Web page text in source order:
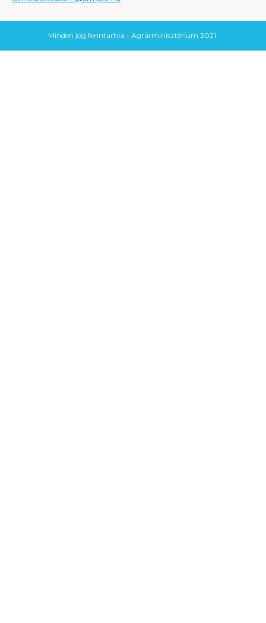
Minden jog fenntartva - Agrárminisztérium 2021.